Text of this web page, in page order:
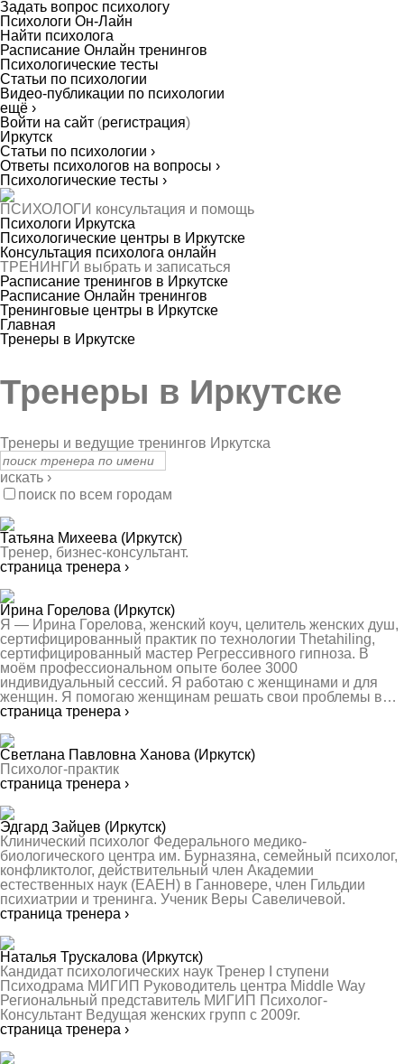
Задать вопрос психологу
Психологи Он-Лайн
Найти психолога
Расписание Онлайн тренингов
Психологические тесты
Статьи по психологии
Видео-публикации по психологии
ещё ›
Войти на сайт (регистрация)
Иркутск
Статьи по психологии ›
Ответы психологов на вопросы ›
Психологические тесты ›
ПСИХОЛОГИ консультация и помощь
Психологи Иркутска
Психологические центры в Иркутске
Консультация психолога онлайн
ТРЕНИНГИ выбрать и записаться
Расписание тренингов в Иркутске
Расписание Онлайн тренингов
Тренинговые центры в Иркутске
Главная
Тренеры в Иркутске
Тренеры в Иркутске
Тренеры и ведущие тренингов Иркутска
искать ›
поиск по всем городам
Татьяна Михеева (Иркутск)
Тренер, бизнес-консультант.
страница тренера ›
Ирина Горелова (Иркутск)
Я — Ирина Горелова, женский коуч, целитель женских душ,
сертифицированный практик по технологии Thetahiling,
сертифицированный мастер Регрессивного гипноза. В
моём профессиональном опыте более 3000
индивидуальный сессий. Я работаю с женщинами и для
женщин. Я помогаю женщинам решать свои проблемы в…
страница тренера ›
Светлана Павловна Ханова (Иркутск)
Психолог-практик
страница тренера ›
Эдгард Зайцев (Иркутск)
Клинический психолог Федерального медико-
биологического центра им. Бурназяна, семейный психолог,
конфликтолог, действительный член Академии
естественных наук (ЕАЕН) в Ганновере, член Гильдии
психиатрии и тренинга. Ученик Веры Савеличевой.
страница тренера ›
Наталья Трускалова (Иркутск)
Кандидат психологических наук Тренер I ступени
Психодрама МИГИП Руководитель центра Middle Way
Региональный представитель МИГИП Психолог-
Консультант Ведущая женских групп с 2009г.
страница тренера ›